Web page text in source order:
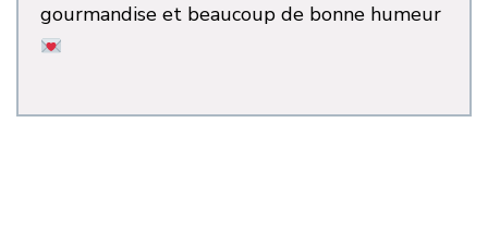
gourmandise et beaucoup de bonne humeur